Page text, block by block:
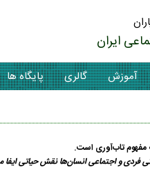
ایران
آموزش گالری پایگاه ها
مفهوم تاب‌آوری است.
و اجتماعی انسان‌ها نقش حیاتی ایفا